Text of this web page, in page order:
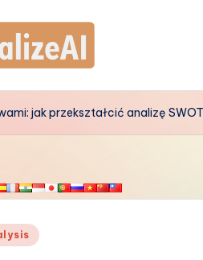
jak przekształcić analizę